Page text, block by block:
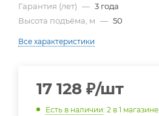
Гарантия (лет) — 3 года
Высота подъёма, м — 50
Все характеристики
17 128 ₽/шт
Есть в наличии: 2 в 1 магазине